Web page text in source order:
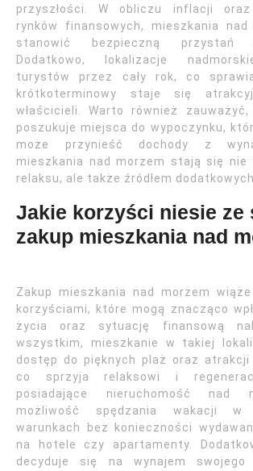
przyszłości. W obliczu inflacji oraz
rynków finansowych, mieszkania
stanowić bezpieczną przystań
Dodatkowo, lokalizacje
turystów przez cały rok, co
krótkoterminowy staje się
właścicieli. Warto również
poszukuje miejsca do wypoczynku,
może przynieść dochody z
mieszkania nad morzem stają się nie
relaksu, ale także źródłem
Jakie korzyści niesie ze
zakup mieszkania nad
Zakup mieszkania nad morzem
korzyściami, które mogą znacząco
życia oraz sytuację finansową
wszystkim, mieszkanie w takiej
dostęp do pięknych plaż oraz
co sprzyja relaksowi i
posiadające nieruchomość nad
możliwość spędzania wakacji w
warunkach bez konieczności
na hotele czy apartamenty.
decyduje się na wynajem swojego